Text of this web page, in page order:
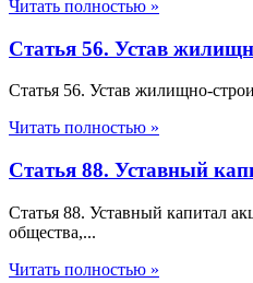
Читать полностью »
Статья 56. Устав
Статья 56. Устав жилищно-
Читать полностью »
Статья 88. Уставный
Статья 88. Уставный капитал
общества,...
Читать полностью »